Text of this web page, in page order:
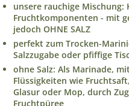
unsere rauchige Mischung:
Fruchtkomponenten - mit
jedoch OHNE SALZ
perfekt zum Trocken-
Salzzugabe oder pfiffige
ohne Salz: Als Marinade,
Flüssigkeiten wie
Glasur oder Mop, durch
Fruchtpüree